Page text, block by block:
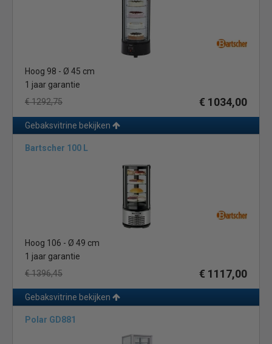
goede werking van uw koeling, waardoor uw producten optimaal
De compressor wordt automatisch
het aangevroren ijs op de verdamper kan smelten.
Een nadeel hiervan is dat de temperatuur in uw koelkast
tijdelijk wat hoger wordt.
Heetgas ontdooiing: (energiebesparend) Bij heetgas
ontdooiing wordt automatisch een aantal keer per 24 uur de
Het grote voordeel hiervan is dat de temperatuur
nauwelijks stijgt, waardoor de kwaliteit van uw producten
beter bewaard blijft. En bovendien werkt deze manier van
ontdooien energiebesparend, uw gebakvitrine koelt
Wilt u meer informatie over onze gebaksvitrines of heeft u
hulp nodig bij het kiezen van een geschikte gebaksvitrine
koeler voor uw horecagelegenheid? Neem contactmet
ons op en wij helpen u graag.
Hoog 98 - Ø 45 cm
1 jaar garantie
€ 1292,75
€ 1034,00
Gebaksvitrine bekijken
Bartscher 100 L
Hoog 106 - Ø 49 cm
1 jaar garantie
€ 1396,45
€ 1117,00
Gebaksvitrine bekijken
Polar GD881